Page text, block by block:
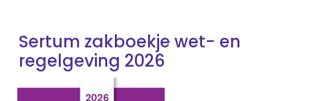
Sertum zakboekje wet- en
regelgeving 2026